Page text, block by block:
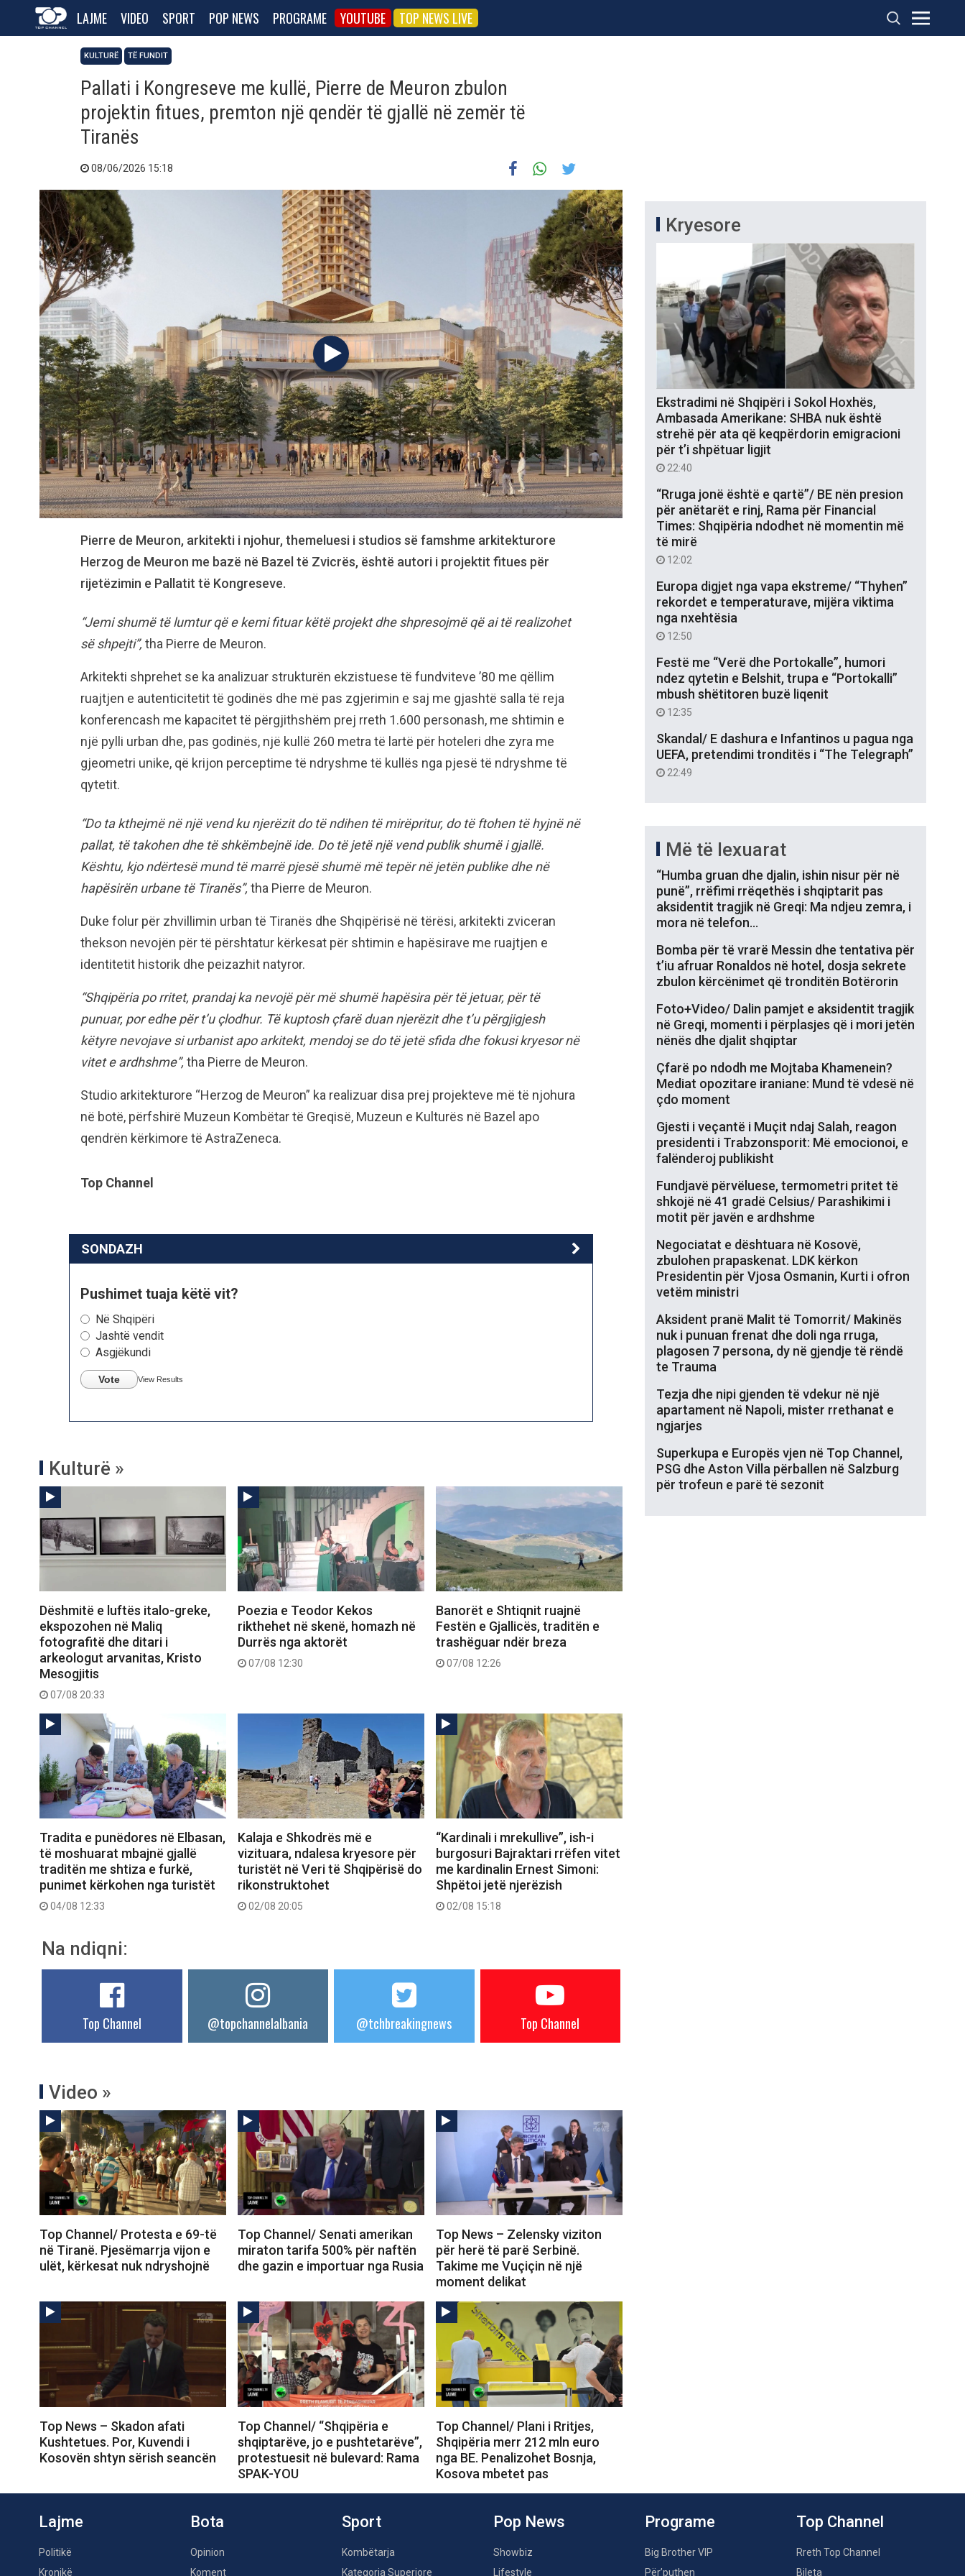
LAJME VIDEO SPORT POP NEWS PROGRAME YOUTUBE TOP NEWS LIVE
KULTURË TË FUNDIT
Pallati i Kongreseve me kullë, Pierre de Meuron zbulon
projektin fitues, premton një qendër të gjallë në zemër të
Tiranës
08/06/2026 15:18
Pierre de Meuron, arkitekti i njohur, themeluesi i studios së famshme arkitekturore
Herzog de Meuron me bazë në Bazel të Zvicrës, është autori i projektit fitues për
rijetëzimin e Pallatit të Kongreseve.
“Jemi shumë të lumtur që e kemi fituar këtë projekt dhe shpresojmë që ai të realizohet
së shpejti”, tha Pierre de Meuron.
Arkitekti shprehet se ka analizuar strukturën ekzistuese të fundviteve ’80 me qëllim
ruajtjen e autenticitetit të godinës dhe më pas zgjerimin e saj me gjashtë salla të reja
konferencash me kapacitet të përgjithshëm prej rreth 1.600 personash, me shtimin e
një pylli urban dhe, pas godinës, një kullë 260 metra të lartë për hoteleri dhe zyra me
gjeometri unike, që krijon perceptime të ndryshme të kullës nga pjesë të ndryshme të
qytetit.
“Do ta kthejmë në një vend ku njerëzit do të ndihen të mirëpritur, do të ftohen të hyjnë në
pallat, të takohen dhe të shkëmbejnë ide. Do të jetë një vend publik shumë i gjallë.
Kështu, kjo ndërtesë mund të marrë pjesë shumë më tepër në jetën publike dhe në
hapësirën urbane të Tiranës”, tha Pierre de Meuron.
Duke folur për zhvillimin urban të Tiranës dhe Shqipërisë në tërësi, arkitekti zviceran
thekson nevojën për të përshtatur kërkesat për shtimin e hapësirave me ruajtjen e
identitetit historik dhe peizazhit natyror.
“Shqipëria po rritet, prandaj ka nevojë për më shumë hapësira për të jetuar, për të
punuar, por edhe për t’u çlodhur. Të kuptosh çfarë duan njerëzit dhe t’u përgjigjesh
këtyre nevojave si urbanist apo arkitekt, mendoj se do të jetë sfida dhe fokusi kryesor në
vitet e ardhshme”, tha Pierre de Meuron.
Studio arkitekturore “Herzog de Meuron” ka realizuar disa prej projekteve më të njohura
në botë, përfshirë Muzeun Kombëtar të Greqisë, Muzeun e Kulturës në Bazel apo
qendrën kërkimore të AstraZeneca.
Top Channel
SONDAZH
Pushimet tuaja këtë vit?
Në Shqipëri
Jashtë vendit
Asgjëkundi
Vote View Results
Kulturë »
Dëshmitë e luftës italo-greke,
ekspozohen në Maliq
fotografitë dhe ditari i
arkeologut arvanitas, Kristo
Mesogjitis
07/08 20:33
Poezia e Teodor Kekos
rikthehet në skenë, homazh në
Durrës nga aktorët
07/08 12:30
Banorët e Shtiqnit ruajnë
Festën e Gjallicës, traditën e
trashëguar ndër breza
07/08 12:26
Tradita e punëdores në Elbasan,
të moshuarat mbajnë gjallë
traditën me shtiza e furkë,
punimet kërkohen nga turistët
04/08 12:33
Kalaja e Shkodrës më e
vizituara, ndalesa kryesore për
turistët në Veri të Shqipërisë do
rikonstruktohet
02/08 20:05
“Kardinali i mrekullive”, ish-i
burgosuri Bajraktari rrëfen vitet
me kardinalin Ernest Simoni:
Shpëtoi jetë njerëzish
02/08 15:18
Na ndiqni:
Top Channel @topchannelalbania @tchbreakingnews Top Channel
Video »
Top Channel/ Protesta e 69-të
në Tiranë. Pjesëmarrja vijon e
ulët, kërkesat nuk ndryshojnë
Top Channel/ Senati amerikan
miraton tarifa 500% për naftën
dhe gazin e importuar nga Rusia
Top News – Zelensky viziton
për herë të parë Serbinë.
Takime me Vuçiçin në një
moment delikat
Top News – Skadon afati
Kushtetues. Por, Kuvendi i
Kosovën shtyn sërish seancën
Top Channel/ “Shqipëria e
shqiptarëve, jo e pushtetarëve”,
protestuesit në bulevard: Rama
SPAK-YOU
Top Channel/ Plani i Rritjes,
Shqipëria merr 212 mln euro
nga BE. Penalizohet Bosnja,
Kosova mbetet pas
Kryesore
Ekstradimi në Shqipëri i Sokol Hoxhës,
Ambasada Amerikane: SHBA nuk është
strehë për ata që keqpërdorin emigracioni
për t’i shpëtuar ligjit
22:40
“Rruga jonë është e qartë”/ BE nën presion
për anëtarët e rinj, Rama për Financial
Times: Shqipëria ndodhet në momentin më
të mirë
12:02
Europa digjet nga vapa ekstreme/ “Thyhen”
rekordet e temperaturave, mijëra viktima
nga nxehtësia
12:50
Festë me “Verë dhe Portokalle”, humori
ndez qytetin e Belshit, trupa e “Portokalli”
mbush shëtitoren buzë liqenit
12:35
Skandal/ E dashura e Infantinos u pagua nga
UEFA, pretendimi tronditës i “The Telegraph”
22:49
Më të lexuarat
“Humba gruan dhe djalin, ishin nisur për në
punë”, rrëfimi rrëqethës i shqiptarit pas
aksidentit tragjik në Greqi: Ma ndjeu zemra, i
mora në telefon…
Bomba për të vrarë Messin dhe tentativa për
t’iu afruar Ronaldos në hotel, dosja sekrete
zbulon kërcënimet që tronditën Botërorin
Foto+Video/ Dalin pamjet e aksidentit tragjik
në Greqi, momenti i përplasjes që i mori jetën
nënës dhe djalit shqiptar
Çfarë po ndodh me Mojtaba Khamenein?
Mediat opozitare iraniane: Mund të vdesë në
çdo moment
Gjesti i veçantë i Muçit ndaj Salah, reagon
presidenti i Trabzonsporit: Më emocionoi, e
falënderoj publikisht
Fundjavë përvëluese, termometri pritet të
shkojë në 41 gradë Celsius/ Parashikimi i
motit për javën e ardhshme
Negociatat e dështuara në Kosovë,
zbulohen prapaskenat. LDK kërkon
Presidentin për Vjosa Osmanin, Kurti i ofron
vetëm ministri
Aksident pranë Malit të Tomorrit/ Makinës
nuk i punuan frenat dhe doli nga rruga,
plagosen 7 persona, dy në gjendje të rëndë
te Trauma
Tezja dhe nipi gjenden të vdekur në një
apartament në Napoli, mister rrethanat e
ngjarjes
Superkupa e Europës vjen në Top Channel,
PSG dhe Aston Villa përballen në Salzburg
për trofeun e parë të sezonit
Lajme
Politikë
Kronikë
Bota
Opinion
Koment
Sport
Kombëtarja
Kategoria Superiore
Pop News
Showbiz
Lifestyle
Programe
Big Brother VIP
Për’puthen
Top Channel
Rreth Top Channel
Bileta